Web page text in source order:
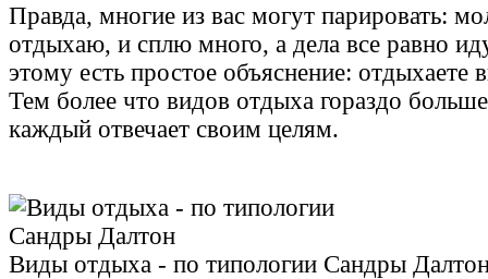
Правда, многие из вас могут парировать:
отдыхаю, и сплю много, а дела все равно
этому есть простое объяснение: отдыхаете
Тем более что видов отдыха гораздо
каждый отвечает своим целям.
Виды отдыха - по типологии Сандры